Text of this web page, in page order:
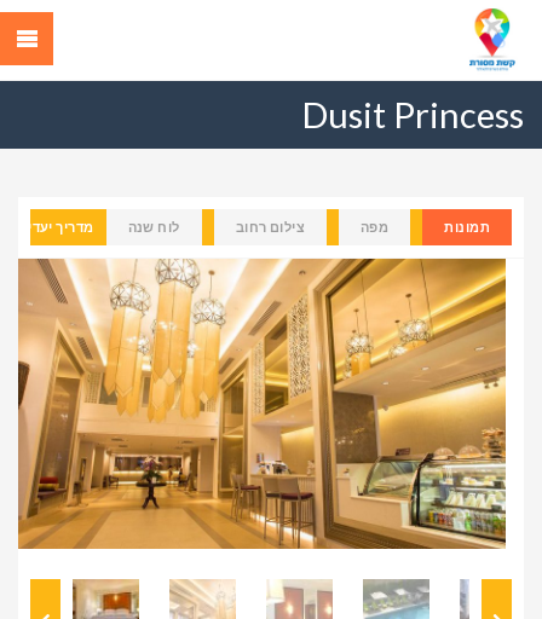
Dusit Princess
תמונות מפה צילום רחוב לוח שנה מדריך יעדים
Previous Next